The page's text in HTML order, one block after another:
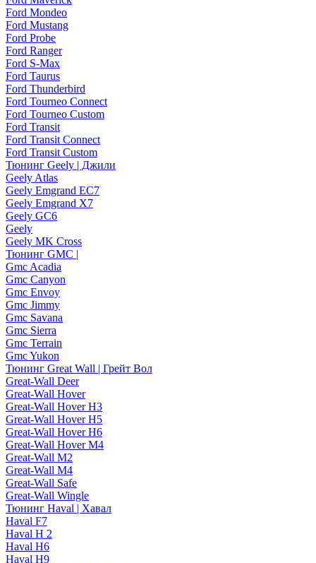
Ford Mondeo
Ford Mustang
Ford Probe
Ford Ranger
Ford S-Max
Ford Taurus
Ford Thunderbird
Ford Tourneo Connect
Ford Tourneo Custom
Ford Transit
Ford Transit Connect
Ford Transit Custom
Тюнинг Geely | Джили
Geely Atlas
Geely Emgrand EC7
Geely Emgrand X7
Geely GC6
Geely
Geely MK Cross
Тюнинг GMC |
Gmc Acadia
Gmc Canyon
Gmc Envoy
Gmc Jimmy
Gmc Savana
Gmc Sierra
Gmc Terrain
Gmc Yukon
Тюнинг Great Wall | Грейт Вол
Great-Wall Deer
Great-Wall Hover
Great-Wall Hover H3
Great-Wall Hover H5
Great-Wall Hover H6
Great-Wall Hover M4
Great-Wall M2
Great-Wall M4
Great-Wall Safe
Great-Wall Wingle
Тюнинг Haval | Хавал
Haval F7
Haval H 2
Haval H6
Haval H9